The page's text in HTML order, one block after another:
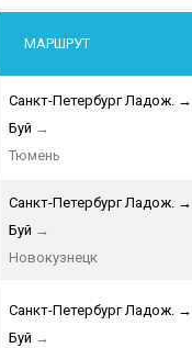
МАРШРУТ
Санкт-Петербург Ладож. →
Буй →
Тюмень
Санкт-Петербург Ладож. →
Буй →
Новокузнецк
Санкт-Петербург Ладож. →
Буй →